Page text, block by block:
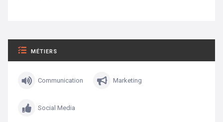
MÉTIERS
Communication Marketing
Social Media